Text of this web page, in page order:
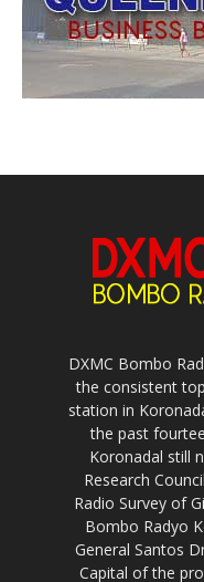
DXMC Bombo
the consistent
station in
the past
Koronadal still
Research
Radio Survey of
Bombo Radyo
General Santos
Capital of the